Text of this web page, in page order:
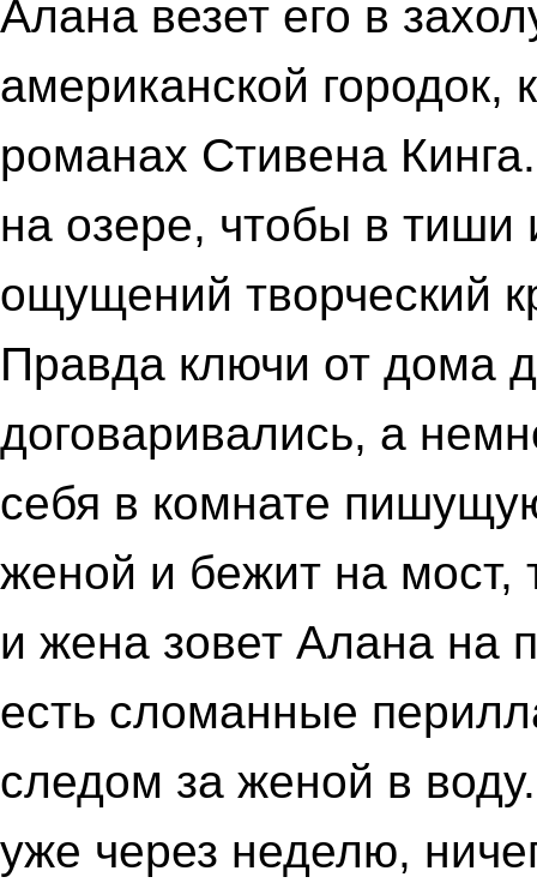
Алана везет его в
американской городок,
романах Стивена
на озере, чтобы в тиши
ощущений творческий
Правда ключи от дома
договаривались, а
себя в комнате
женой и бежит на мост,
и жена зовет Алана на
есть сломанные
следом за женой в
уже через неделю,